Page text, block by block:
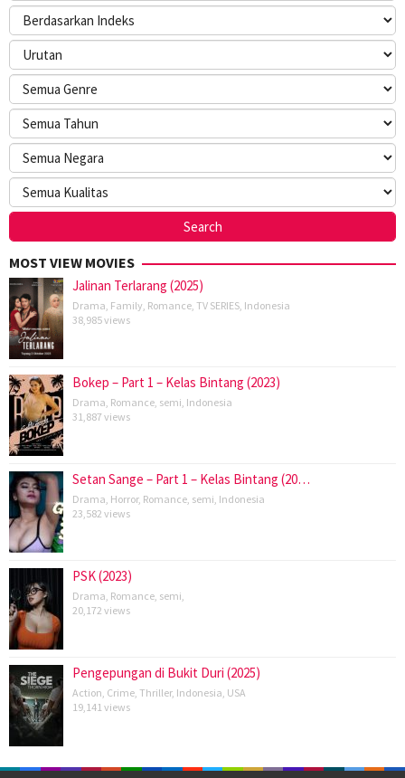
MOST VIEW MOVIES
Jalinan Terlarang (2025)
Drama Family Romance TV SERIES Indonesia
38,985 views
Bokep – Part 1 – Kelas Bintang (2023)
Drama Romance semi Indonesia
31,887 views
Setan Sange – Part 1 – Kelas Bintang (20…
Drama Horror, Romance semi Indonesia
23,582 views
PSK (2023)
Drama Romance semi
20,172 views
Pengepungan di Bukit Duri (2025)
Action Crime Thriller, Indonesia USA
19,141 views